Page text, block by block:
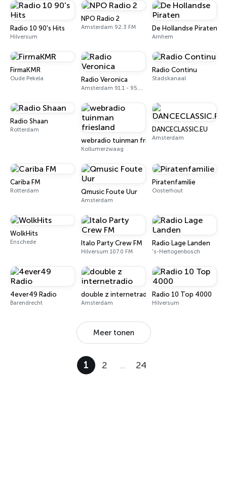
Radio 10 90's Hits
Hilversum
NPO Radio 2
Amsterdam 92.3 FM De Hollandse Piraten
Arnhem
FirmaKMR
Oude Pekela Radio Veronica
Amsterdam 91.1 - 95.3 FM
Radio Continu
Stadskanaal
Radio Shaan
Rotterdam
webradio tuinman friesland
Kollumerzwaag
DANCECLASSIC.EU
Amsterdam
Cariba FM
Rotterdam Qmusic Foute Uur
Amsterdam
Piratenfamilie
Oosterhout
WolkHits
Enschede Italo Party Crew FM
Hilversum 107.0 FM
Radio Lage Landen
's-Hertogenbosch
4ever49 Radio
Barendrecht
double z internetradio
Amsterdam
Radio 10 Top 4000
Hilversum
Meer tonen
1 2 … 24